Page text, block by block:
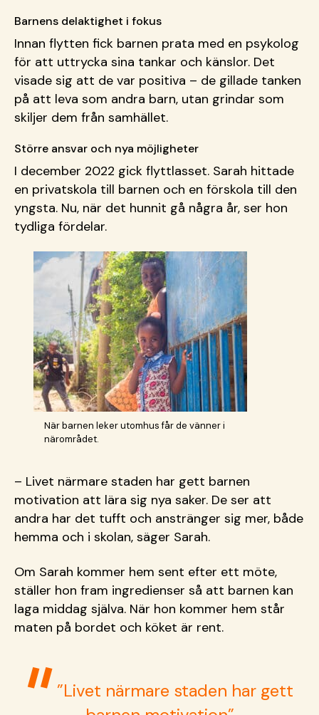
Barnens delaktighet i fokus
Innan flytten fick barnen prata med en psykolog
för att uttrycka sina tankar och känslor. Det
visade sig att de var positiva – de gillade tanken
på att leva som andra barn, utan grindar som
skiljer dem från samhället.
Större ansvar och nya möjligheter
I december 2022 gick flyttlasset. Sarah hittade
en privatskola till barnen och en förskola till den
yngsta. Nu, när det hunnit gå några år, ser hon
tydliga fördelar.
När barnen leker utomhus får de vänner i
närområdet.
– Livet närmare staden har gett barnen
motivation att lära sig nya saker. De ser att
andra har det tufft och anstränger sig mer, både
hemma och i skolan, säger Sarah.
Om Sarah kommer hem sent efter ett möte,
ställer hon fram ingredienser så att barnen kan
laga middag själva. När hon kommer hem står
maten på bordet och köket är rent.
”Livet närmare staden har gett